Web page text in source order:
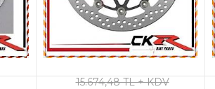
15.674,48 TL + KDV